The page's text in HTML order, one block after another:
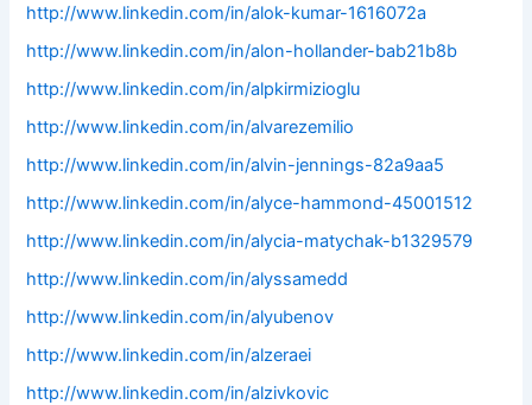
http://www.linkedin.com/in/alok-kumar-1616072a
http://www.linkedin.com/in/alon-hollander-bab21b8b
http://www.linkedin.com/in/alpkirmizioglu
http://www.linkedin.com/in/alvarezemilio
http://www.linkedin.com/in/alvin-jennings-82a9aa5
http://www.linkedin.com/in/alyce-hammond-45001512
http://www.linkedin.com/in/alycia-matychak-b1329579
http://www.linkedin.com/in/alyssamedd
http://www.linkedin.com/in/alyubenov
http://www.linkedin.com/in/alzeraei
http://www.linkedin.com/in/alzivkovic